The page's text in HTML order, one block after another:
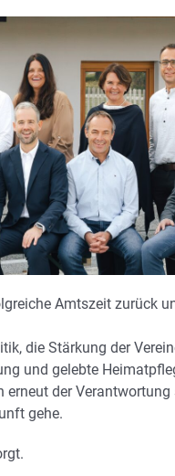
Amtszeit zurück
die Stärkung der
und gelebte
der
gehe.